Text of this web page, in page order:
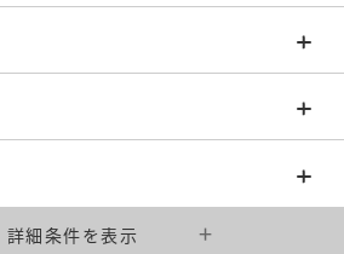
詳細条件を表示